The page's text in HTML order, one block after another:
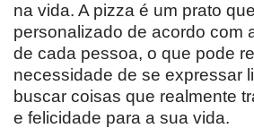
na vida. A pizza é um prato
personalizado de acordo com
de cada pessoa, o que pode
necessidade de se expressar
buscar coisas que realmente
e felicidade para a sua vida.